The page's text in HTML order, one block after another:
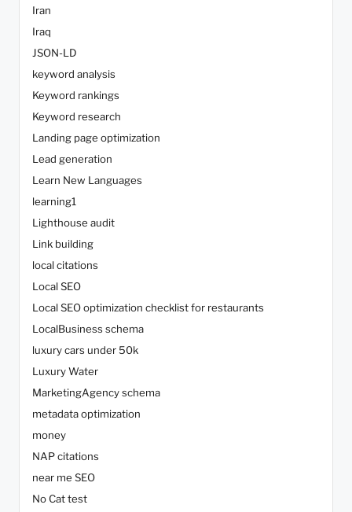
Iran
Iraq
JSON-LD
keyword analysis
Keyword rankings
Keyword research
Landing page optimization
Lead generation
Learn New Languages
learning1
Lighthouse audit
Link building
local citations
Local SEO
Local SEO optimization checklist for restaurants
LocalBusiness schema
luxury cars under 50k
Luxury Water
MarketingAgency schema
metadata optimization
money
NAP citations
near me SEO
No Cat test